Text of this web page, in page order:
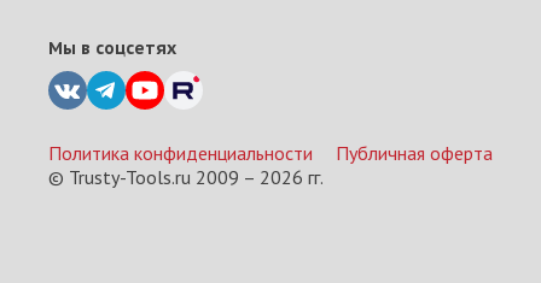
Мы в соцсетях
Политика конфиденциальности
Публичная оферта
© Trusty-Tools.ru 2009 – 2026 гг.